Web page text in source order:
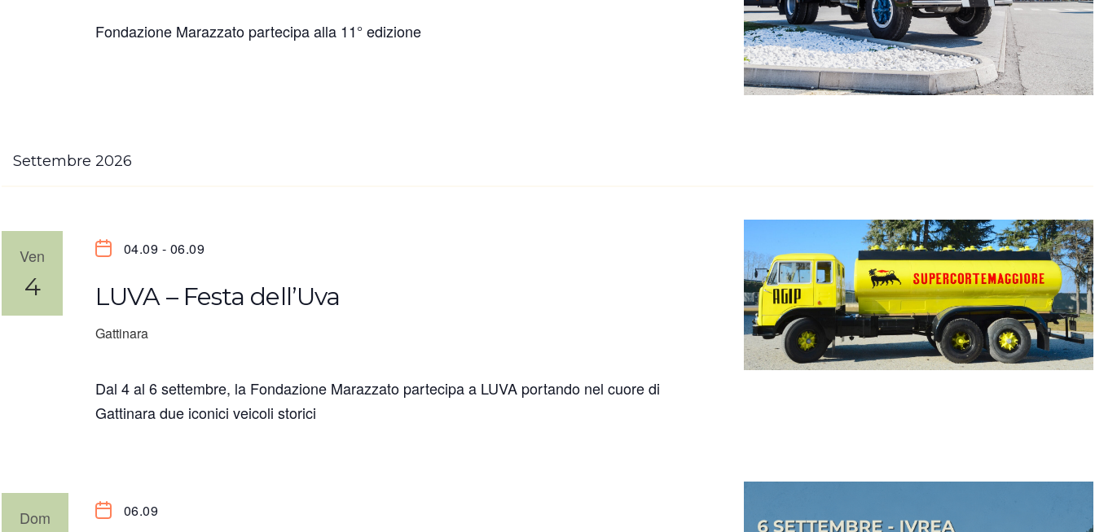
Fondazione Marazzato partecipa alla 11° edizione
Settembre 2026
Ven
4
04.09 - 06.09
LUVA – Festa dell’Uva
Gattinara
Dal 4 al 6 settembre, la Fondazione Marazzato partecipa a LUVA portando nel cuore di
Gattinara due iconici veicoli storici
Dom 06.09